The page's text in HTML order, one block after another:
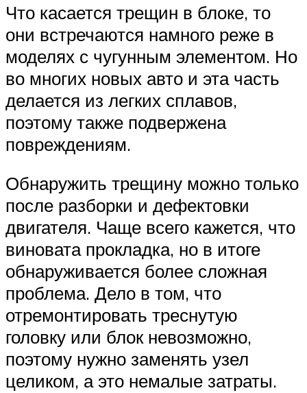
Что касается трещин в блоке, то
они встречаются намного реже в
моделях с чугунным элементом. Но
во многих новых авто и эта часть
делается из легких сплавов,
поэтому также подвержена
повреждениям.
Обнаружить трещину можно только
после разборки и дефектовки
двигателя. Чаще всего кажется, что
виновата прокладка, но в итоге
обнаруживается более сложная
проблема. Дело в том, что
отремонтировать треснутую
головку или блок невозможно,
поэтому нужно заменять узел
целиком, а это немалые затраты.